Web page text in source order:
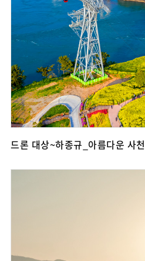
드론 대상~하종규_아름다운 사